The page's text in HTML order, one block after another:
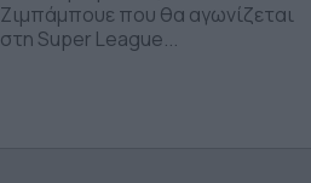
Ζιμπάμπουε που θα αγωνίζεται
στη Super League...